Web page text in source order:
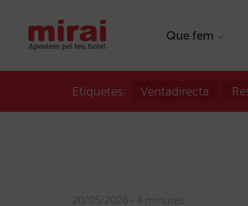
Que fem
Etiquetes: Ventadirecta
20/05/2026 4 minutes